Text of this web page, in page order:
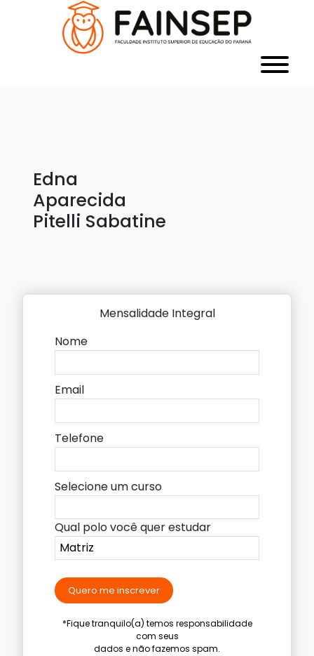
Edna
Aparecida
Pitelli Sabatine
Mensalidade Integral
Nome
Email
Telefone
Selecione um curso
Qual polo você quer estudar
Quero me inscrever
*Fique tranquilo(a) temos responsabilidade
com seus
dados e não fazemos spam.